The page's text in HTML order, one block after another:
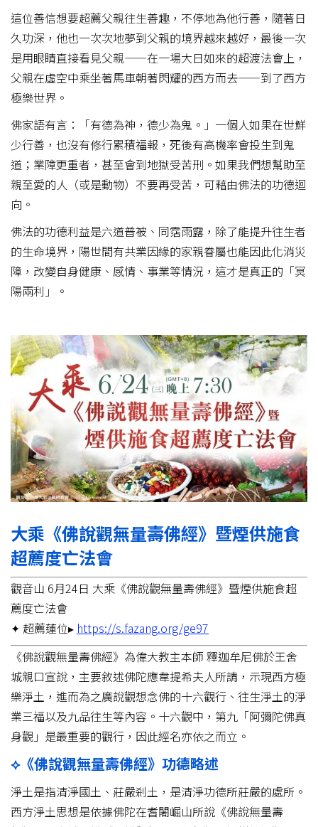
這位善信想要超薦父親往生善趣，不停地為他行善，隨著日
久功深，他也一次次地夢到父親的境界越來越好，最後一次
是用眼睛直接看見父親——在一場大日如來的超渡法會上，
父親在虛空中乘坐著馬車朝著閃耀的西方而去——到了西方
極樂世界。
佛家語有言：「有德為神，德少為鬼。」一個人如果在世鮮
少行善，也沒有修行累積福報，死後有高機率會投生到鬼
道；業障更重者，甚至會到地獄受苦刑。如果我們想幫助至
親至愛的人（或是動物）不要再受苦，可藉由佛法的功德迴
向。
佛法的功德利益是六道普被、同霑雨露，除了能提升往生者
的生命境界，陽世間有共業因緣的家親眷屬也能因此化消災
障，改變自身健康、感情、事業等情況，這才是真正的「冥
陽兩利」。
大乘《佛說觀無量壽佛經》暨煙供施食
超薦度亡法會
觀音山 6月24日 大乘《佛說觀無量壽佛經》暨煙供施食超
薦度亡法會
✦ 超薦蓮位▸ https://s.fazang.org/ge97
《佛說觀無量壽佛經》為偉大教主本師 釋迦牟尼佛於王舍
城親口宣說，主要敘述佛陀應韋提希夫人所請，示現西方極
樂淨土，進而為之廣說觀想念佛的十六觀行、往生淨土的淨
業三福以及九品往生等內容。十六觀中，第九「阿彌陀佛真
身觀」是最重要的觀行，因此經名亦依之而立。
⟡《佛說觀無量壽佛經》功德略述
淨土是指清淨國土、莊嚴剎土，是清淨功德所莊嚴的處所。
西方淨土思想是依據佛陀在耆闍崛山所說《佛說無量壽